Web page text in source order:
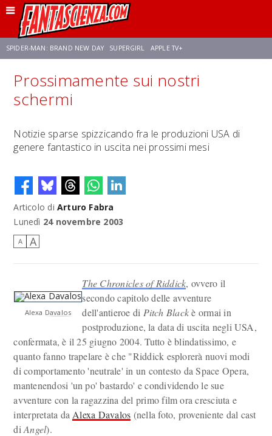
SPIDER-MAN: BRAND NEW DAY SUPERGIRL APPLE TV+
FRANCO RICCIARDIELLO ZENDAYA AVENGERS: DOOMSDAY
Prossimamente sui nostri
schermi
Notizie sparse spizzicando fra le produzioni USA di
genere fantastico in uscita nei prossimi mesi
Articolo di Arturo Fabra
Lunedì 24 novembre 2003
A A
Alexa Davalos
The Chronicles of Riddick, ovvero il
secondo capitolo delle avventure
dell'antieroe di Pitch Blackè ormai in
postproduzione, la data di uscita negli USA,
confermata, è il 25 giugno 2004. Tutto è blindatissimo, e
quanto fanno trapelare è che "Riddick esplorerà nuovi modi
di comportamento 'neutrale' in un contesto da Space Opera,
mantenendosi 'un po' bastardo' e condividendo le sue
avventure con la ragazzina del primo film ora cresciuta e
interpretata da Alexa Davalos (nella foto, proveniente dal cast
diAngel).